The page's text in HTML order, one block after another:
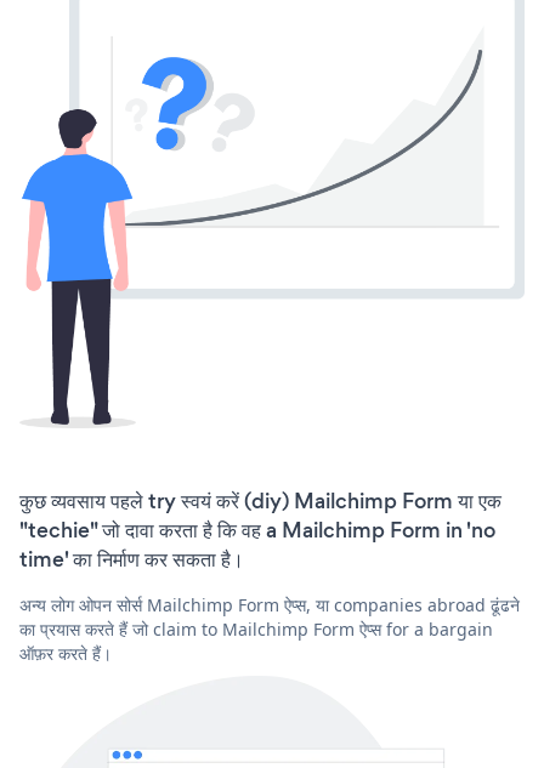
कुछ व्यवसाय पहले try स्वयं करें (diy) Mailchimp Form या एक
"techie" जो दावा करता है कि वह a Mailchimp Form in 'no
time' का निर्माण कर सकता है।
अन्य लोग ओपन सोर्स Mailchimp Form ऐप्स, या companies abroad ढूंढने
का प्रयास करते हैं जो claim to Mailchimp Form ऐप्स for a bargain
ऑफ़र करते हैं।